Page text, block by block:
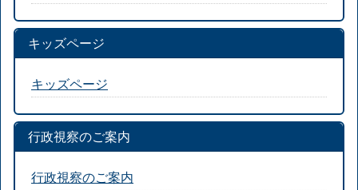
キッズページ
キッズページ
行政視察のご案内
行政視察のご案内